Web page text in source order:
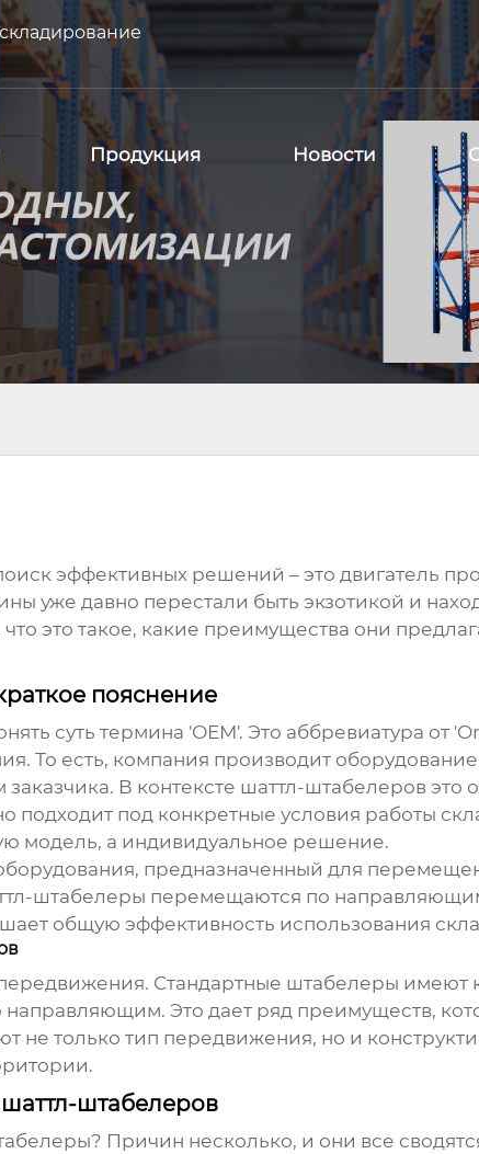
Продукция Новости
эффективных решений – это двигатель
уже давно перестали быть экзотикой и
это такое, какие преимущества они
пояснение
суть термина 'ОЕМ'. Это аббревиатура от
То есть, компания производит
В контексте шаттл-штабелеровэто
подходит под конкретные условия работы
модель, а индивидуальное решение.
предназначенный для
штабелеры перемещаются по
общую эффективность использования
Стандартные штабелеры имеют
направляющим. Это дает ряд преимуществ,
не только тип передвижения, но и
штабелеров
? Причин несколько, и они все